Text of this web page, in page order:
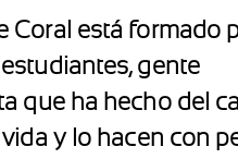
Coral está formado
gente
que ha hecho del
y lo hacen con